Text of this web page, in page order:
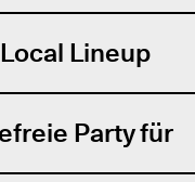
Lineup
Party für